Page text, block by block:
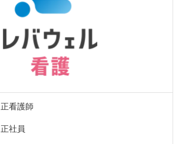
正看護師
正社員